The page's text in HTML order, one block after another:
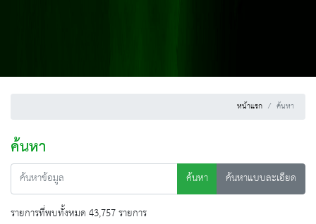
หน้าแรก ค้นหา
ค้นหา
ค้นหา
ค้นหาแบบละเอียด
รายการที่พบทั้งหมด 43,757 รายการ